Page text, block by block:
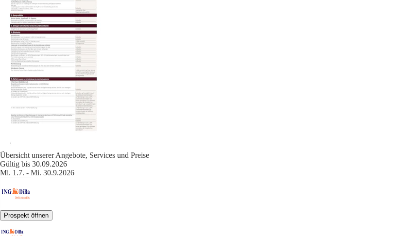
Übersicht unserer Angebote, Services und Preise
Gültig bis 30.09.2026
Mi. 1.7. - Mi. 30.9.2026
Prospekt öffnen